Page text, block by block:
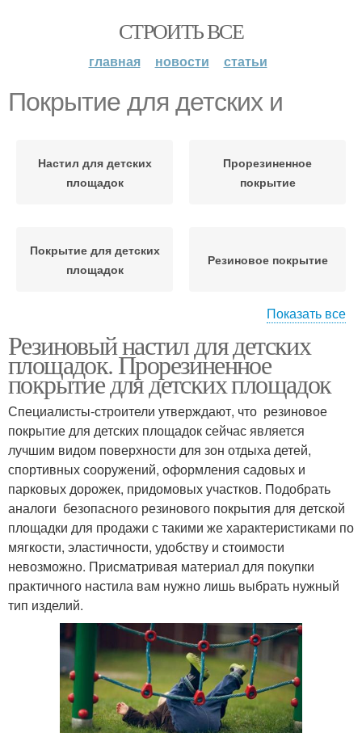
СТРОИТЬ ВСЕ
главная новости статьи
Покрытие для детских и
Настил для детских
площадок
Прорезиненное
покрытие
Покрытие для детских
площадок
Резиновое покрытие
Покрытие для детской
площадки
Безопасное покрытие
Рулонное покрытие Бесшовное покрытие
Показать все
Резиновый настил для детских
площадок. Прорезиненное
покрытие для детских площадок
Специалисты-строители утверждают, что резиновое
покрытие для детских площадок сейчас является
лучшим видом поверхности для зон отдыха детей,
спортивных сооружений, оформления садовых и
парковых дорожек, придомовых участков. Подобрать
аналоги безопасного резинового покрытия для детской
площадки для продажи с такими же характеристиками по
мягкости, эластичности, удобству и стоимости
невозможно. Присматривая материал для покупки
практичного настила вам нужно лишь выбрать нужный
тип изделий.